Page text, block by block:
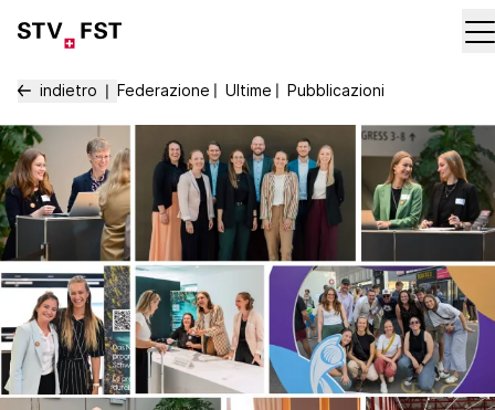
indietro 〡 Federazione〡 Ultime〡 Pubblicazioni